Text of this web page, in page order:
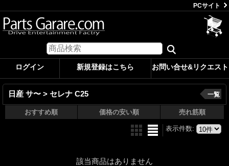
PCサイト
ログイン 新規登録はこちら お問い合せ&リクエスト
日産 サ〜 > セレナ C25 一覧
おすすめ順 価格の安い順 売れ筋順
表示件数:
該当商品はありません